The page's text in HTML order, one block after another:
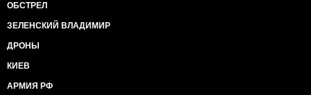
ОБСТРЕЛ
ЗЕЛЕНСКИЙ ВЛАДИМИР
ДРОНЫ
КИЕВ
АРМИЯ РФ